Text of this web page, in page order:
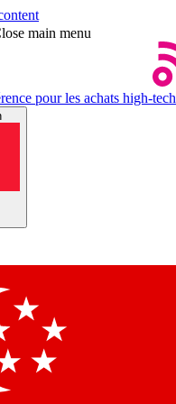
main menu
pour les achats high-tech